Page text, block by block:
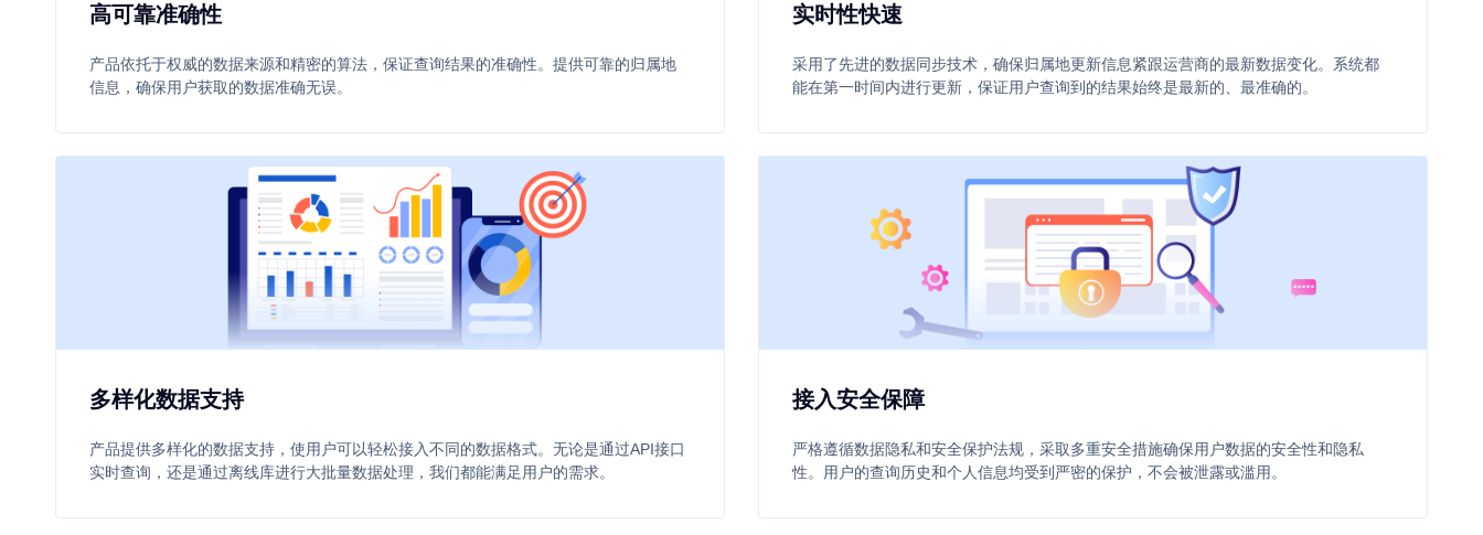
高可靠准确性
产品依托于权威的数据来源和精密的算法，保证查询结果的准确性。提供可靠的归属地
信息，确保用户获取的数据准确无误。
实时性快速
采用了先进的数据同步技术，确保归属地更新信息紧跟运营商的最新数据变化。系统都
能在第一时间内进行更新，保证用户查询到的结果始终是最新的、最准确的。
多样化数据支持
产品提供多样化的数据支持，使用户可以轻松接入不同的数据格式。无论是通过API接口
实时查询，还是通过离线库进行大批量数据处理，我们都能满足用户的需求。
接入安全保障
严格遵循数据隐私和安全保护法规，采取多重安全措施确保用户数据的安全性和隐私
性。用户的查询历史和个人信息均受到严密的保护，不会被泄露或滥用。